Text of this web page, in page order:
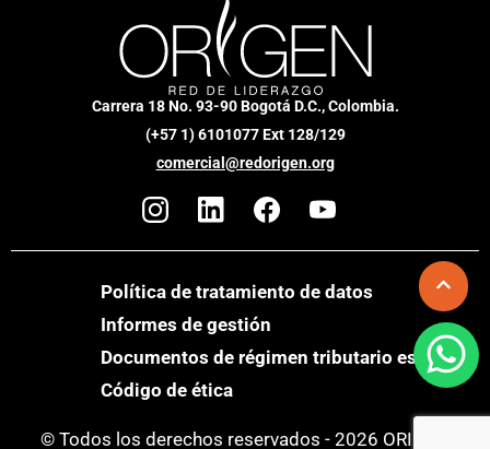
Carrera 18 No. 93-90 Bogotá D.C., Colombia.
(+57 1) 6101077 Ext 128/129
comercial@redorigen.org
Política de tratamiento de datos
Informes de gestión
Documentos de régimen tributario especial
Código de ética
© Todos los derechos reservados - 2026 ORIGEN